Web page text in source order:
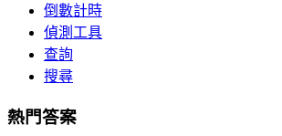
倒數計時
偵測工具
查詢
搜尋
熱門答案